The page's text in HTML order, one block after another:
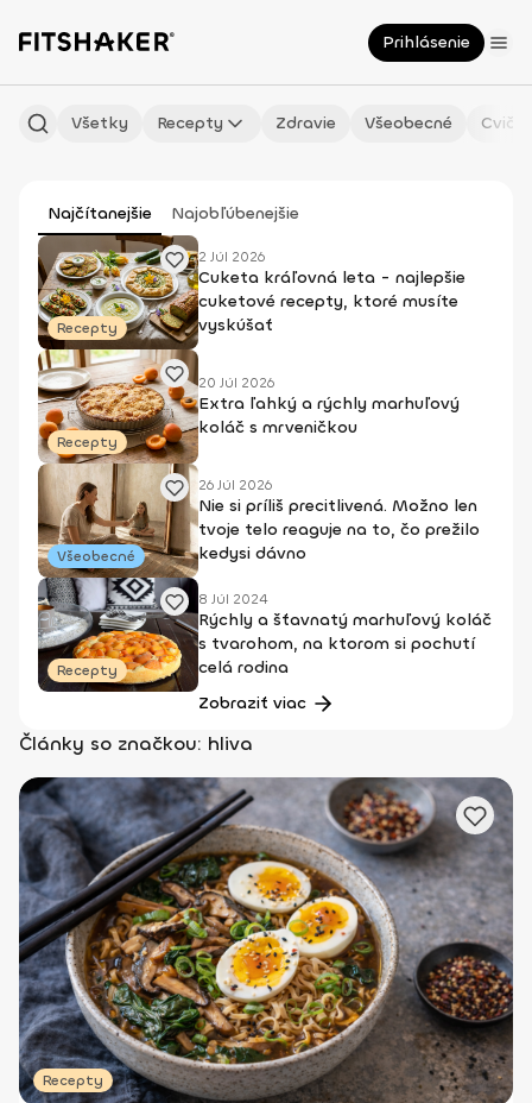
Prihlásenie
Všetky Recepty Zdravie Všeobecné
Najčítanejšie Najobľúbenejšie
Recepty
2 Júl 2026
Cuketa kráľovná leta - najlepšie
cuketové recepty, ktoré musíte
vyskúšať
Recepty
20 Júl 2026
Extra ľahký a rýchly marhuľový
koláč s mrveničkou
Všeobecné
26 Júl 2026
Nie si príliš precitlivená. Možno len
tvoje telo reaguje na to, čo prežilo
kedysi dávno
Recepty
8 Júl 2024
Rýchly a šťavnatý marhuľový koláč
s tvarohom, na ktorom si pochutí
celá rodina
Zobraziť viac
Články so značkou: hliva
Recepty